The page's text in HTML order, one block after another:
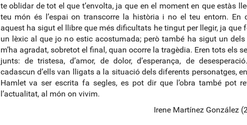
te oblidar de tot el que t’envolta, ja que en el moment en que estàs
teu món és l’espai on transcorre la història i no el teu entorn. En
aquest ha sigut el llibre que més dificultats he tingut per llegir, ja que
un lèxic al que jo no estic acostumada; però també ha sigut un dels
m’ha agradat, sobretot el final, quan ocorre la tragèdia. Eren tots els
junts: de tristesa, d’amor, de dolor, d’esperança, de
cadascun d’ells van lligats a la situació dels diferents personatges,
Hamlet va ser escrita fa segles, es pot dir que l’obra també pot
l’actualitat, al món on vivim.
Irene Martínez González